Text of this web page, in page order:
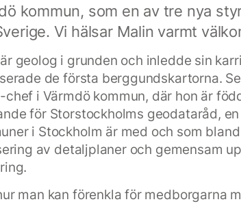
kommun, som en av tre nya
Vi hälsar Malin varmt
geolog i grunden och inledde sin
de första berggundskartorna.
chef i Värmdö kommun, där hon är
för Storstockholms geodataråd,
i Stockholm är med och som
av detaljplaner och gemensam
man kan förenkla för medborgarna